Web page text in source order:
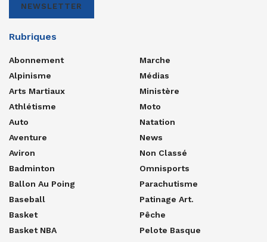
NEWSLETTER
Rubriques
Abonnement
Alpinisme
Arts Martiaux
Athlétisme
Auto
Aventure
Aviron
Badminton
Ballon Au Poing
Baseball
Basket
Basket NBA
Marche
Médias
Ministère
Moto
Natation
News
Non Classé
Omnisports
Parachutisme
Patinage Art.
Pêche
Pelote Basque